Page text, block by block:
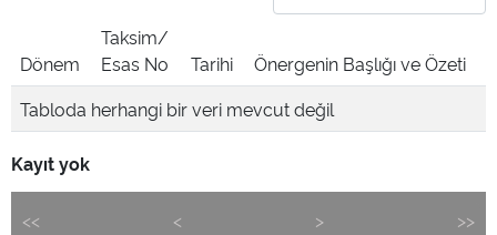
Dönem
Taksim/
Esas No
Tarihi
Önergenin Başlığı ve Özeti
Tabloda herhangi bir veri mevcut değil
Kayıt yok
<< < > >>